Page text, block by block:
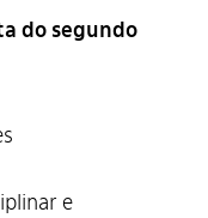
do segundo
e